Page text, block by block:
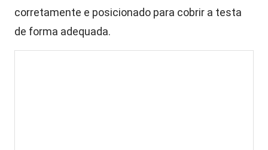
corretamente e posicionado para cobrir a testa
de forma adequada.